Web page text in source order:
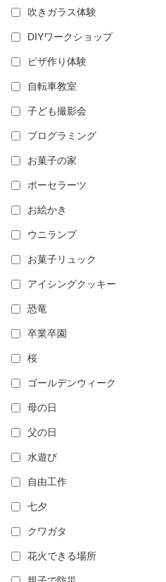
吹きガラス体験
DIYワークショップ
ピザ作り体験
自転車教室
子ども撮影会
プログラミング
お菓子の家
ポーセラーツ
お絵かき
ウニランプ
お菓子リュック
アイシングクッキー
恐竜
卒業卒園
桜
ゴールデンウィーク
母の日
父の日
水遊び
自由工作
七夕
クワガタ
花火できる場所